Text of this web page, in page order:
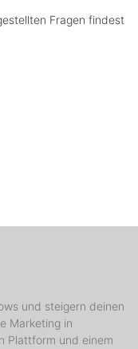
Fragen findest
und steigern deinen
Marketing in
Plattform und einem